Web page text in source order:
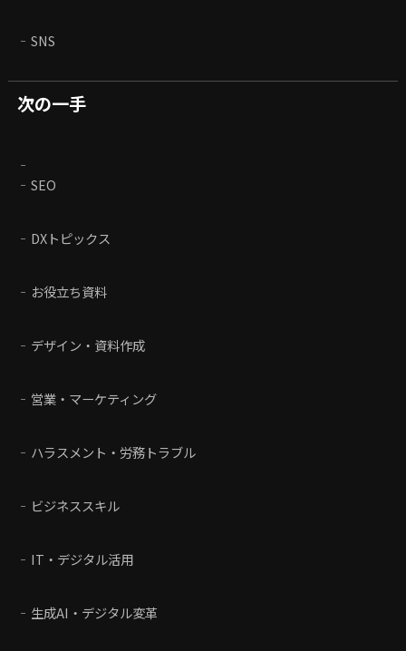
SNS
次の一手
SEO
DXトピックス
お役立ち資料
デザイン・資料作成
営業・マーケティング
ハラスメント・労務トラブル
ビジネススキル
IT・デジタル活用
生成AI・デジタル変革